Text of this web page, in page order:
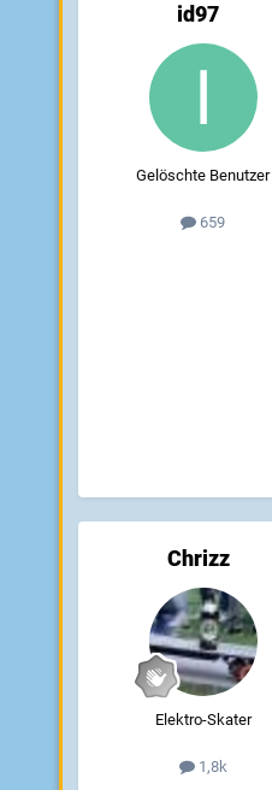
id97
Gelöschte Benutzer
659
Chrizz
Elektro-Skater
1,8k